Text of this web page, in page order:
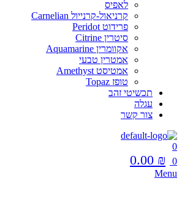
לאפיס
קרניאול-קרנייול Carnelian
פרידוט Peridot
סיטרין Citrine
אקוומרין Aquamarine
אמטרין טבעי
אמטיסט Amethyst
טופז Topaz
תכשיטי זהב
עגלה
צור קשר
0
0
0.00 ₪
Menu